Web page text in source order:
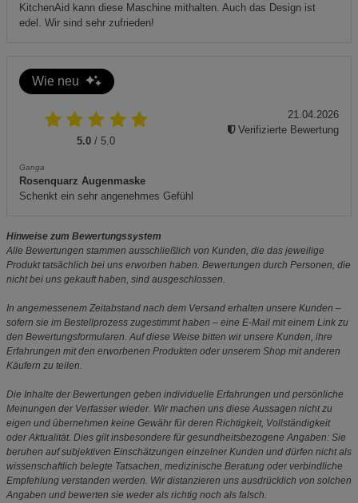
KitchenAid kann diese Maschine mithalten. Auch das Design ist
edel. Wir sind sehr zufrieden!
Wie neu
5.0 / 5.0
Ganga
Rosenquarz Augenmaske
Schenkt ein sehr angenehmes Gefühl
21.04.2026
Verifizierte Bewertung
Hinweise zum Bewertungssystem
Alle Bewertungen stammen ausschließlich von Kunden, die das jeweilige
Produkt tatsächlich bei uns erworben haben. Bewertungen durch Personen, die
nicht bei uns gekauft haben, sind ausgeschlossen.
In angemessenem Zeitabstand nach dem Versand erhalten unsere Kunden –
sofern sie im Bestellprozess zugestimmt haben – eine E-Mail mit einem Link zu
den Bewertungsformularen. Auf diese Weise bitten wir unsere Kunden, ihre
Erfahrungen mit den erworbenen Produkten oder unserem Shop mit anderen
Käufern zu teilen.
Die Inhalte der Bewertungen geben individuelle Erfahrungen und persönliche
Meinungen der Verfasser wieder. Wir machen uns diese Aussagen nicht zu
eigen und übernehmen keine Gewähr für deren Richtigkeit, Vollständigkeit
oder Aktualität. Dies gilt insbesondere für gesundheitsbezogene Angaben: Sie
beruhen auf subjektiven Einschätzungen einzelner Kunden und dürfen nicht als
wissenschaftlich belegte Tatsachen, medizinische Beratung oder verbindliche
Empfehlung verstanden werden. Wir distanzieren uns ausdrücklich von solchen
Angaben und bewerten sie weder als richtig noch als falsch.